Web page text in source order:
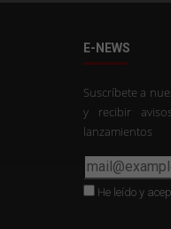
E-NEWS
Suscríbete a
y recibir
lanzamientos
He leído y